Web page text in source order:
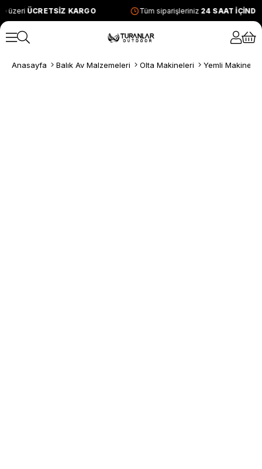
üzeri ÜCRETSİZ KARGO Tüm siparişleriniz 24 SAAT İÇİNDE
Anasayfa Balık Av Malzemeleri Olta Makineleri Yemli Makineler